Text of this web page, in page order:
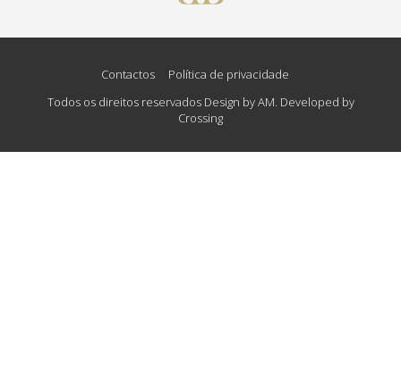
Contactos
Política de privacidade
Todos os direitos reservados Design by AM. Developed by
Crossing